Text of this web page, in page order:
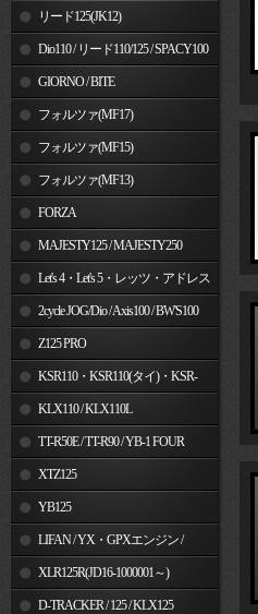
リード125(JK12)
Dio110 / リード110/125 / SPACY100
GIORNO / BITE
フォルツァ(MF17)
フォルツァ(MF15)
フォルツァ(MF13)
FORZA
MAJESTY125 / MAJESTY250
Let's 4・Let's 5・レッツ・アドレス
V50 2cycle JOG/Dio / Axis100 / BW'S100
Z125 PRO
KSR110・KSR110(タイ)・KSR-
I/II・KSR PRO
KLX110 / KLX110L
TT-R50E / TT-R90 / YB-1 FOUR
XTZ125
YB125
LIFAN / YX・GPXエンジン /
JinchengXLR125R(JD16-1000001～)
D-TRACKER / 125 / KLX125